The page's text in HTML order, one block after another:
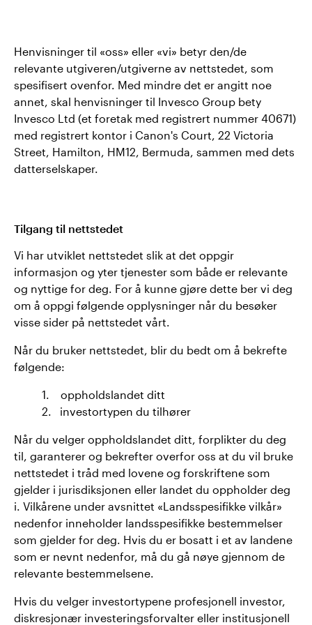
Henvisninger til «oss» eller «vi» betyr den/de
relevante utgiveren/utgiverne av nettstedet, som
spesifisert ovenfor. Med mindre det er angitt noe
annet, skal henvisninger til Invesco Group bety
Invesco Ltd (et foretak med registrert nummer 40671)
med registrert kontor i Canon's Court, 22 Victoria
Street, Hamilton, HM12, Bermuda, sammen med dets
datterselskaper.
Tilgang til nettstedet
Vi har utviklet nettstedet slik at det oppgir
informasjon og yter tjenester som både er relevante
og nyttige for deg. For å kunne gjøre dette ber vi deg
om å oppgi følgende opplysninger når du besøker
visse sider på nettstedet vårt.
Når du bruker nettstedet, blir du bedt om å bekrefte
følgende:
1. oppholdslandet ditt
2. investortypen du tilhører
Når du velger oppholdslandet ditt, forplikter du deg
til, garanterer og bekrefter overfor oss at du vil bruke
nettstedet i tråd med lovene og forskriftene som
gjelder i jurisdiksjonen eller landet du oppholder deg
i. Vilkårene under avsnittet «Landsspesifikke vilkår»
nedenfor inneholder landsspesifikke bestemmelser
som gjelder for deg. Hvis du er bosatt i et av landene
som er nevnt nedenfor, må du gå nøye gjennom de
relevante bestemmelsene.
Hvis du velger investortypene profesjonell investor,
diskresjonær investeringsforvalter eller institusjonell